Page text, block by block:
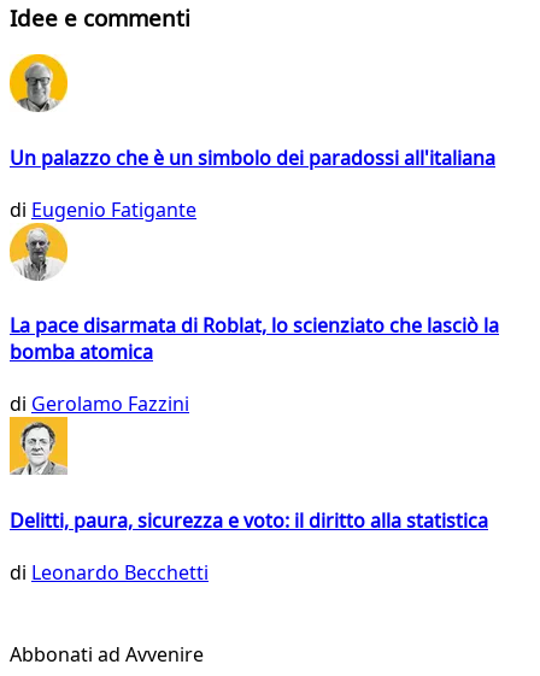
Idee e commenti
Un palazzo che è un simbolo dei paradossi all'italiana
di Eugenio Fatigante
La pace disarmata di Roblat, lo scienziato che lasciò la
bomba atomica
di Gerolamo Fazzini
Delitti, paura, sicurezza e voto: il diritto alla statistica
di Leonardo Becchetti
Abbonati ad Avvenire